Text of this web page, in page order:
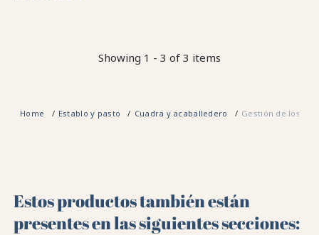
Showing 1 - 3 of 3 items
Home Establo y pasto Cuadra y acaballedero Gestión de los
Estos productos también están
presentes en las siguientes secciones: